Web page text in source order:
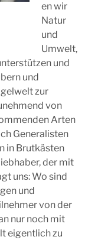
en wir
Natur
und
Umwelt,
und
und
zur
von
Arten
Generalisten
in Brutkästen
der mit
uns: Wo sind
und
von der
nur noch mit
eigentlich zu